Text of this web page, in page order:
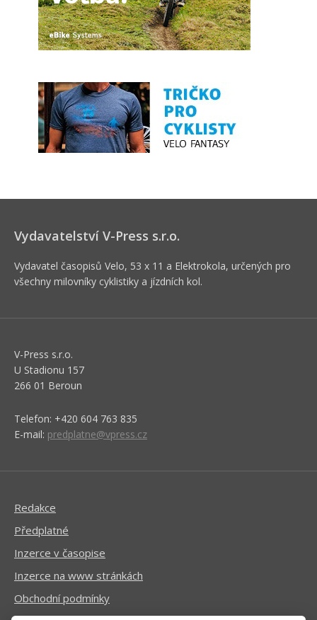
Vydavatelství V-Press s.r.o.
Vydavatel časopisů Velo, 53 x 11 a Elektrokola, určených pro
všechny milovníky cyklistiky a jízdních kol.
V-Press s.r.o.
U Stadionu 157
266 01 Beroun
Telefon: +420 604 763 835
E-mail: predplatne@vpress.cz
Redakce
Předplatné
Inzerce v časopise
Inzerce na www stránkách
Obchodní podmínky